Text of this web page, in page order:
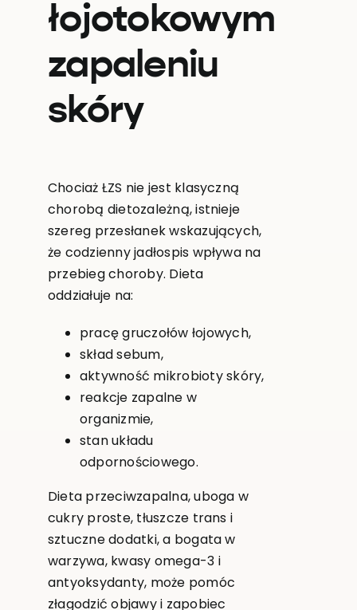
łojotokowym
zapaleniu
skóry
Chociaż ŁZS nie jest klasyczną
chorobą dietozależną, istnieje
szereg przesłanek wskazujących,
że codzienny jadłospis wpływa na
przebieg choroby. Dieta
oddziałuje na:
pracę gruczołów łojowych,
skład sebum,
aktywność mikrobioty skóry,
reakcje zapalne w
organizmie,
stan układu
odpornościowego.
Dieta przeciwzapalna, uboga w
cukry proste, tłuszcze trans i
sztuczne dodatki, a bogata w
warzywa, kwasy omega-3 i
antyoksydanty, może pomóc
złagodzić objawy i zapobiec